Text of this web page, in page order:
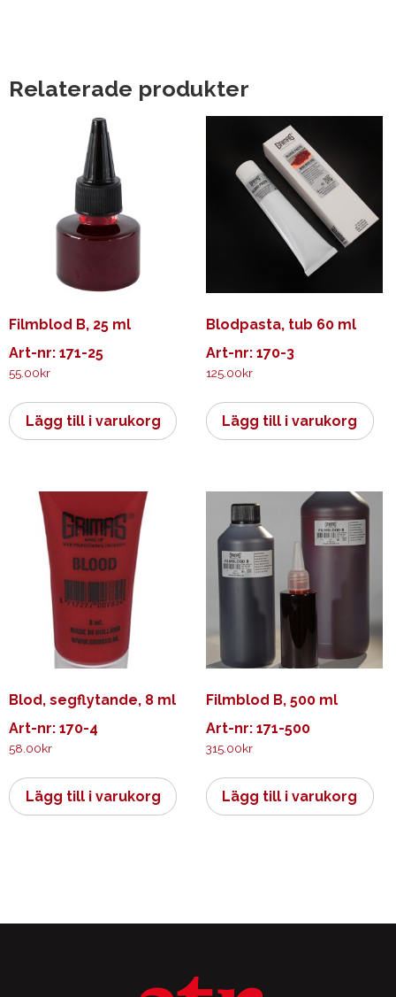
Relaterade produkter
Filmblod B, 25 ml
Art-nr: 171-25
55.00kr
Lägg till i varukorg
Blodpasta, tub 60 ml
Art-nr: 170-3
125.00kr
Lägg till i varukorg
Blod, segflytande, 8 ml
Art-nr: 170-4
58.00kr
Lägg till i varukorg
Filmblod B, 500 ml
Art-nr: 171-500
315.00kr
Lägg till i varukorg